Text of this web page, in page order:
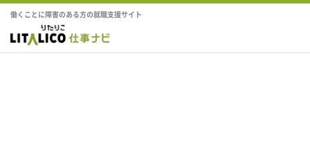
働くことに障害のある方の就職支援サイト